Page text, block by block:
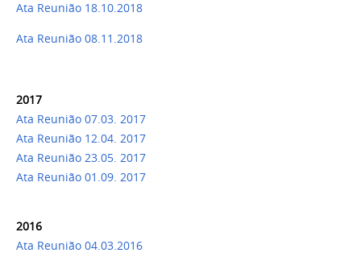
Ata Reunião 18.10.2018
Ata Reunião 08.11.2018
2017
Ata Reunião 07.03. 2017
Ata Reunião 12.04. 2017
Ata Reunião 23.05. 2017
Ata Reunião 01.09. 2017
2016
Ata Reunião 04.03.2016